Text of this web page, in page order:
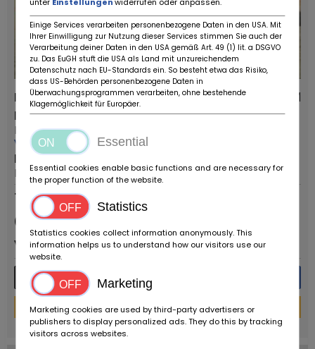
Rover 100 CABRIOLET 42.767 KM
Poskytovatelé:
Ruote da Sogno
Více od tohoto prodejce
PSČ / Město:
Reggio Emilia
Typ vozidla:
Trvalý inzerát
Cena na
vyžádání
Více informací
Financování kalkulačka
powered bytarifcheck
Einige Services verarbeiten personenbezogene Daten in den USA. Mit
Ihrer Einwilligung zur Nutzung dieser Services stimmen Sie auch der
Verarbeitung deiner Daten in den USA gemäß Art. 49 (1) lit. a DSGVO
zu. Das EuGH stuft die USA als Land mit unzureichendem
Datenschutz nach EU-Standards ein. So besteht etwa das Risiko,
dass US-Behörden personenbezogene Daten in
Überwachungsprogrammen verarbeiten, ohne bestehende
Klagemöglichkeit für Europäer.
Essential
Essential cookies enable basic functions and are necessary for
the proper function of the website.
Statistics
Statistics cookies collect information anonymously. This
information helps us to understand how our visitors use our
website.
Marketing
Marketing cookies are used by third-party advertisers or
publishers to display personalized ads. They do this by tracking
visitors across websites.